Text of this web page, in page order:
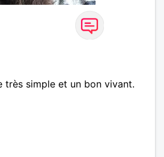
très simple et un bon vivant.